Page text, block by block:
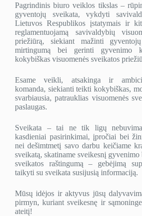
Pagrindinis biuro veiklos tikslas –
gyventojų sveikata, vykdyti
Lietuvos Respublikos įstatymais ir
reglamentuojamą savivaldybių
priežiūrą, siekiant mažinti
mirtingumą bei gerinti gyvenimo
kokybiškas visuomenės sveikatos
Esame veikli, atsakinga ir
komanda, siekianti teikti kokybiškas,
svarbiausia, patrauklias visuomenės
paslaugas.
Sveikata – tai ne tik ligų
kasdieniai pasirinkimai, įpročiai bei
nei dešimtmetį savo darbu keičiame
sveikatą, skatiname sveikesnį
sveikatos raštingumą – gebėjimą
taikyti su sveikata susijusią informaciją.
Mūsų idėjos ir aktyvus jūsų
pirmyn, kuriant sveikesnę ir
ateitį!